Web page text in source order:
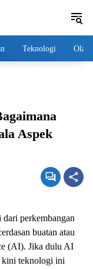
Teknologi
Aspek
perkembangan
buatan atau
(AI). Jika dulu AI
kini teknologi ini